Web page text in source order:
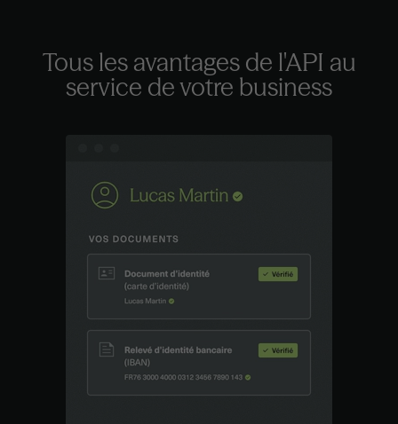
Tous les avantages de l'API au
service de votre business